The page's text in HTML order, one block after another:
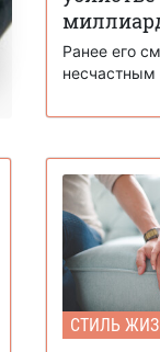
Ранее его
несчастным
СТИЛЬ